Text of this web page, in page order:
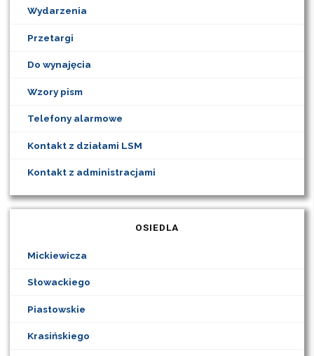
Wydarzenia
Przetargi
Do wynajęcia
Wzory pism
Telefony alarmowe
Kontakt z działami LSM
Kontakt z administracjami
OSIEDLA
Mickiewicza
Słowackiego
Piastowskie
Krasińskiego